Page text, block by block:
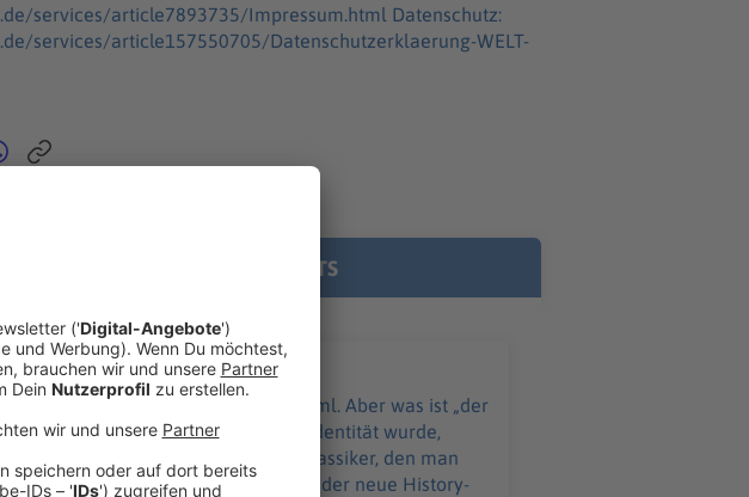
services/article7893735/Impressum.html Datenschutz:
services/article157550705/Datenschutzerklaerung-WELT-
ANDERE PODCASTS
der Macht?
das Zentrum der Macht: Der Kreml. Aber was ist „der
der Kern der russischen Identität wurde,
es geht um einen teuren Modeklassiker, den man